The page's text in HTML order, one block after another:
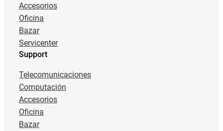
Accesorios
Oficina
Bazar
Servicenter
Support
Telecomunicaciones
Computación
Accesorios
Oficina
Bazar